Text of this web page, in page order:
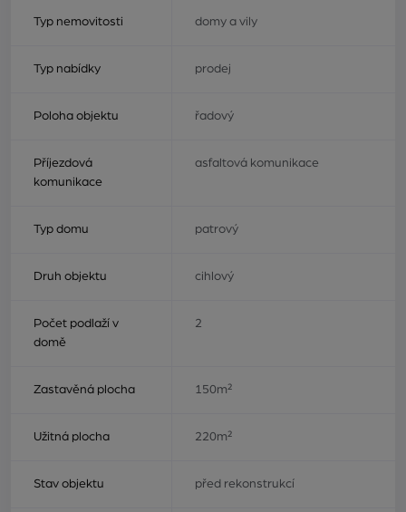
Typ nemovitosti domy a vily
Typ nabídky prodej
Poloha objektu řadový
Příjezdová
komunikace
asfaltová komunikace
Typ domu patrový
Druh objektu cihlový
Počet podlaží v
domě
2
Zastavěná plocha 150m²
Užitná plocha 220m²
Stav objektu před rekonstrukcí